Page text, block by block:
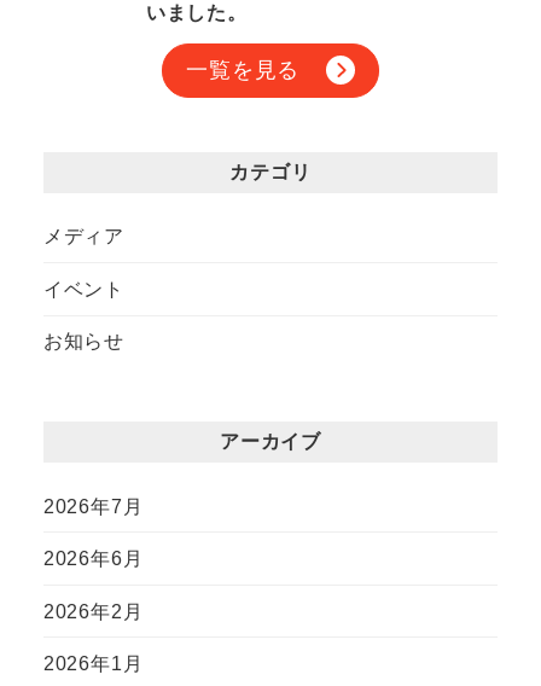
いました。
一覧を見る
カテゴリ
メディア
イベント
お知らせ
アーカイブ
2026年7月
2026年6月
2026年2月
2026年1月